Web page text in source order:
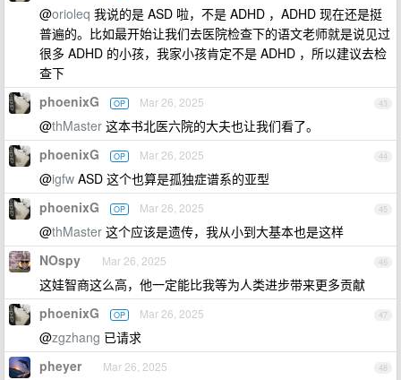
@orioleq 我说的是 ASD 啦，不是 ADHD ，ADHD 现在还是挺
普遍的。比如最开始让我们去医院检查下的语文老师就是说见过
很多 ADHD 的小孩，我家小孩肯定不是 ADHD ，所以建议去检
查下
43
phoenixG OP Mar 26, 2025
@thMaster 这本书北医六院的大夫也让我们看了。
44
phoenixG OP Mar 26, 2025
@igfw ASD 这个也算是孤独症谱系的亚型
45
phoenixG OP Mar 26, 2025
@thMaster 这个应该是遗传，我从小到大基本也是这样
46
NOspy Mar 26, 2025
这娃智商这么高，他一定能比我等为人类进步带来更多贡献
47
phoenixG OP Mar 26, 2025
@zgzhang 已请求
48
pheyer Mar 26, 2025